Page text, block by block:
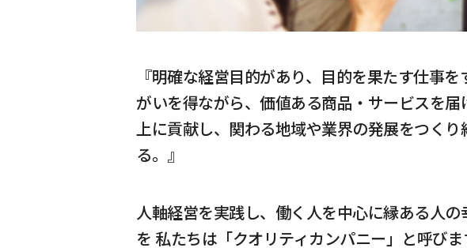
『明確な経営目的があり、目的を果たす仕事
がいを得ながら、価値ある商品・サービスを
上に貢献し、関わる地域や業界の発展をつくり
る。』
人軸経営を実践し、働く人を中心に縁ある人
を 私たちは「クオリティカンパニー」と呼びま